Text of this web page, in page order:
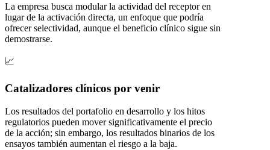
La empresa busca modular la actividad del receptor en
lugar de la activación directa, un enfoque que podría
ofrecer selectividad, aunque el beneficio clínico sigue sin
demostrarse.
📈
Catalizadores clínicos por venir
Los resultados del portafolio en desarrollo y los hitos
regulatorios pueden mover significativamente el precio
de la acción; sin embargo, los resultados binarios de los
ensayos también aumentan el riesgo a la baja.